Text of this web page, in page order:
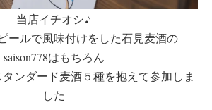
当店イチオシ♪
ールで風味付けをした石見麦酒の
saison778はもちろん
ンダード麦酒５種を抱えて参加しま
した